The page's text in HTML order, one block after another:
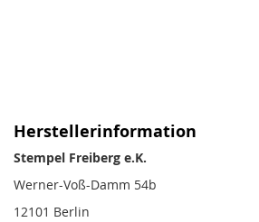
Herstellerinformation
Stempel Freiberg e.K.
Werner-Voß-Damm 54b
12101 Berlin